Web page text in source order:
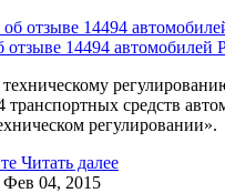
14494 автомобилей
техническому
транспортных средств
регулировании».
Читать далее
Фев 04, 2015